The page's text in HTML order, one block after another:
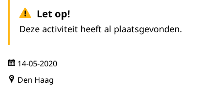
Let op!
Deze activiteit heeft al plaatsgevonden.
14-05-2020
Den Haag